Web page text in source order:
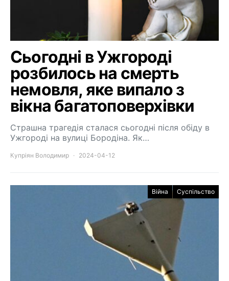
Сьогодні в Ужгороді
розбилось на смерть
немовля, яке випало з
вікна багатоповерхівки
Страшна трагедія сталася сьогодні після обіду в
Ужгороді на вулиці Бородіна. Як…
Купріян Володимир 2024-04-12
Війна Суспільство